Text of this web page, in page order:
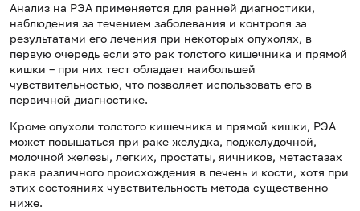
Анализ на РЭА применяется для ранней диагностики,
наблюдения за течением заболевания и контроля за
результатами его лечения при некоторых опухолях, в
первую очередь если это рак толстого кишечника и прямой
кишки – при них тест обладает наибольшей
чувствительностью, что позволяет использовать его в
первичной диагностике.
Кроме опухоли толстого кишечника и прямой кишки, РЭА
может повышаться при раке желудка, поджелудочной,
молочной железы, легких, простаты, яичников, метастазах
рака различного происхождения в печень и кости, хотя при
этих состояниях чувствительность метода существенно
ниже.